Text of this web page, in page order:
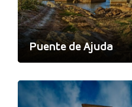
Puente de Ajuda